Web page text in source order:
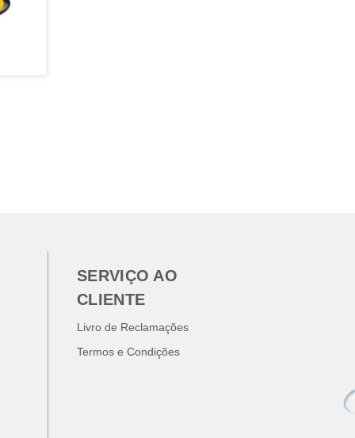
SERVIÇO AO
CLIENTE
Livro de Reclamações
Termos e Condições